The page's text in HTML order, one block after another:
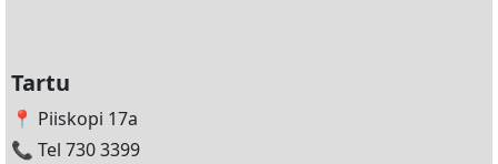
Tartu
📍 Piiskopi 17a
📞 Tel 730 3399